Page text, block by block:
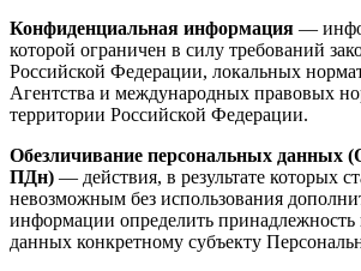
Конфиденциальная информация —
которой ограничен в силу требований
Российской Федерации, локальных
Агентства и международных правовых
территории Российской Федерации.
Обезличивание персональных данных
ПДн) — действия, в результате которых
невозможным без использования
информации определить принадлежность
данных конкретному субъекту